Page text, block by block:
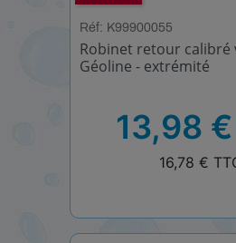
Réf: K99900055
Robinet retour calibré
Géoline - extrémité
13,98
16,78 €